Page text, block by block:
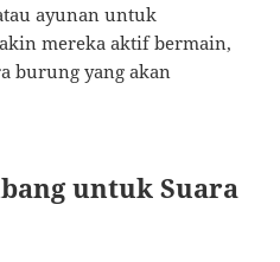
ayunan untuk
mereka aktif bermain,
burung yang akan
untuk Suara